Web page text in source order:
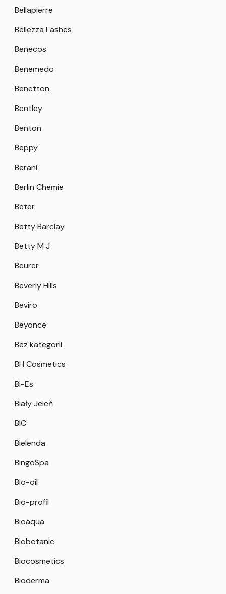
Bellapierre
Bellezza Lashes
Benecos
Benemedo
Benetton
Bentley
Benton
Beppy
Berani
Berlin Chemie
Beter
Betty Barclay
Betty M J
Beurer
Beverly Hills
Beviro
Beyonce
Bez kategorii
BH Cosmetics
Bi-Es
Biały Jeleń
BIC
Bielenda
BingoSpa
Bio-oil
Bio-profil
Bioaqua
Biobotanic
Biocosmetics
Bioderma